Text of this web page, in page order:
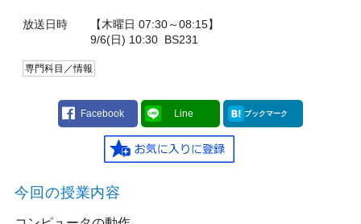
放送日時
【木曜日 07:30～08:15】
9/6(日) 10:30BS231
専門科目／情報
Facebook Line ブックマーク
今回の授業内容